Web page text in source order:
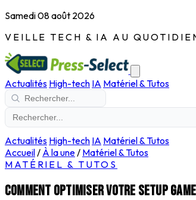
Samedi 08 août 2026
VEILLE TECH & IA AU
Actualités High-tech IA Matériel & Tutos
Actualités High-tech IA Matériel & Tutos
Accueil/ À la une/ Matériel & Tutos
MATÉRIEL & TUTOS
Comment optimiser votre setup